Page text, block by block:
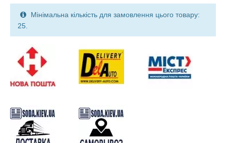
Мінімальна кількість для замовлення цього товару:
25.